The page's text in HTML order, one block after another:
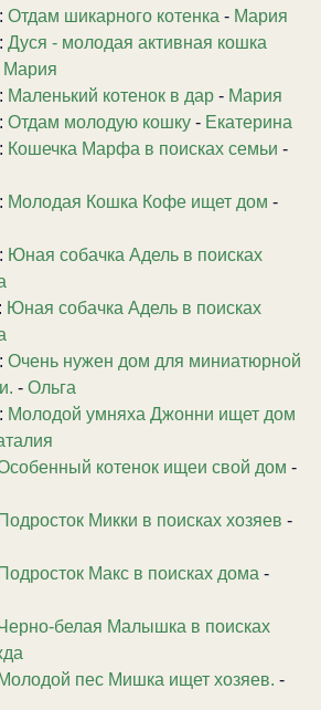
Отдам шикарного котенка - Мария
Дуся - молодая активная кошка
Мария
Маленький котенок в дар - Мария
Отдам молодую кошку - Екатерина
Кошечка Марфа в поисках семьи -
Молодая Кошка Кофе ищет дом -
Юная собачка Адель в поисках
Юная собачка Адель в поисках
Очень нужен дом для миниатюрной
- Ольга
Молодой умняха Джонни ищет дом
котенок ищеи свой дом -
Подросток Микки в поисках хозяев -
Подросток Макс в поисках дома -
белая Малышка в поисках
Молодой пес Мишка ищет хозяев. -